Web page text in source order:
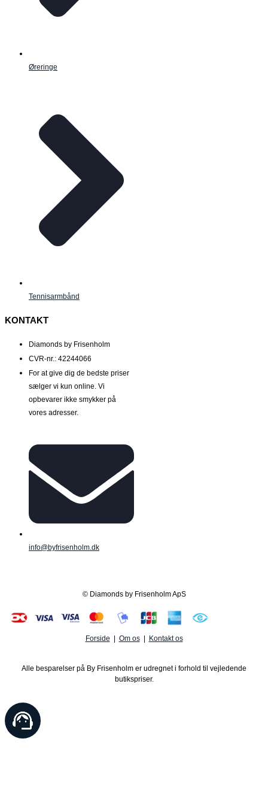
Øreringe
Tennisarmbånd
KONTAKT
Diamonds by Frisenholm
CVR-nr.: 42244066
For at give dig de bedste priser
sælger vi kun online. Vi
opbevarer ikke smykker på
vores adresser.
info@byfrisenholm.dk
© Diamonds by Frisenholm ApS
Forside Om os| Kontakt os
Alle besparelser på By Frisenholm er udregnet i forhold til vejledende
butikspriser.